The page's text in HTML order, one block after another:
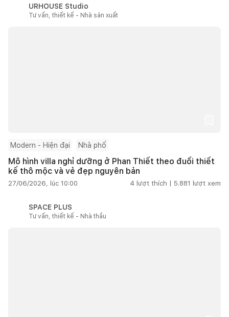
URHOUSE Studio
Tư vấn, thiết kế - Nhà sản xuất
Modern - Hiện đại Nhà phố
Mô hình villa nghỉ dưỡng ở Phan Thiết theo đuổi thiết
kế thô mộc và vẻ đẹp nguyên bản
27/06/2026, lúc 10:00 4 lượt thích | 5.881 lượt xem
SPACE PLUS
Tư vấn, thiết kế - Nhà thầu